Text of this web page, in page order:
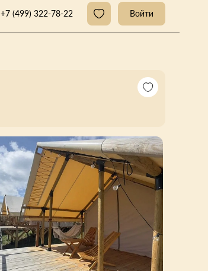
+7 (499) 322-78-22 Войти